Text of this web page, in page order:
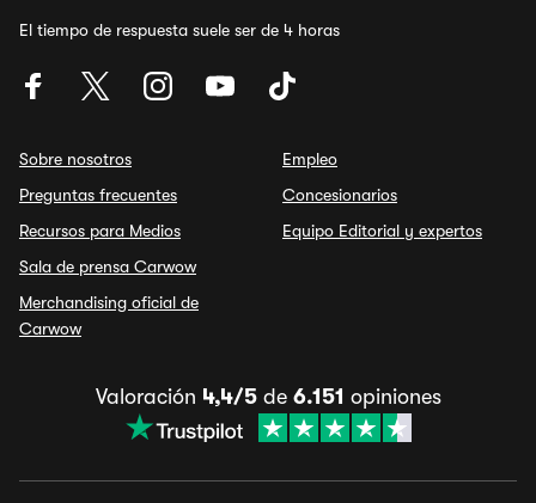
El tiempo de respuesta suele ser de 4 horas
Sobre nosotros
Preguntas frecuentes
Recursos para Medios
Sala de prensa Carwow
Merchandising oficial de
Carwow
Empleo
Concesionarios
Equipo Editorial y expertos
Valoración 4,4/5de 6.151 opiniones